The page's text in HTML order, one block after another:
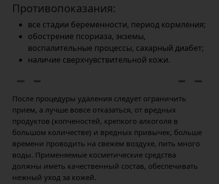
Противопоказания:
все стадии беременности, период кормления;
обострение псориаза, экземы,
воспалительные процессы, сахарный диабет;
наличие сверхчувствительной кожи.
После процедуры удаления следует ограничить
прием, а лучше вовсе отказаться, от вредных
продуктов (копченостей, крепкого алкоголя в
большом количестве) и вредных привычек, больше
времени проводить на свежем воздухе, пить много
воды. Применяемые косметические средства
должны иметь качественный состав, обеспечивать
нежный уход за кожей.